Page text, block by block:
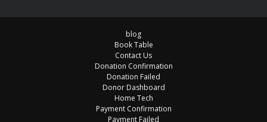
blog
Book Table
Contact Us
Donation Confirmation
Donation Failed
Donor Dashboard
Home Tech
Payment Confirmation
Payment Failed